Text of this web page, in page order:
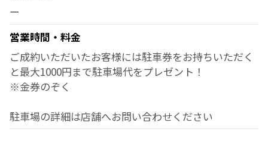
ー
営業時間・料金
ご成約いただいたお客様には駐車券をお持ちいただく
と最大1000円まで駐車場代をプレゼント！
※金券のぞく
駐車場の詳細は店舗へお問い合わせください